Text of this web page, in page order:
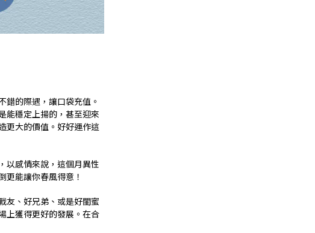
錯的際遇，讓口袋充值。
能穩定上揚的，甚至迎來
更大的價值。好好運作這
以感情來說，這個月異性
能讓你春風得意！
友、好兄弟、或是好閨蜜
上獲得更好的發展。在合